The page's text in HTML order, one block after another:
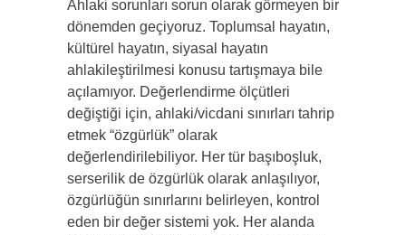
Ahlaki sorunları sorun olarak görmeyen bir
dönemden geçiyoruz. Toplumsal hayatın,
kültürel hayatın, siyasal haya­tın
ahlakileştirilmesi konusu tartışmaya bile
açılamıyor. De­ğerlendirme ölçütleri
değiştiği için, ahlaki/vicdani sınırla­rı tahrip
etmek “özgürlük” olarak
değerlendirilebiliyor. Her tür başıboşluk,
serserilik de özgürlük olarak anlaşılıyor,
özgürlüğün sınırlarını belirleyen, kontrol
eden bir değer sis­temi yok. Her alanda